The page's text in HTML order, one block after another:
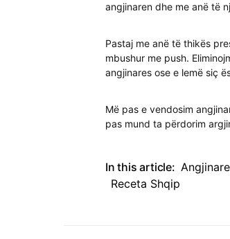
angjinaren dhe me anë të
Pastaj me anë të thikës
mbushur me push.
angjinares ose e lemë siç
Më pas e vendosim
pas mund ta përdorim
In this article: Angjinare
Receta Shqip